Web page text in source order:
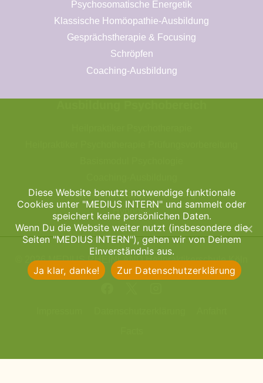
Psychosomatische Energetik
Klassische Homöopathie-Ausbildung
Gesprächstherapie & Focusing
Schröpfen
Coaching-Ausbildung
Gesprächstherapie & Focusing
Hypnose
© 2026 MEDIUS RHEINLAND Heilpraktikerschule Köln
Diese Website benutzt notwendige funktionale
Cookies unter "MEDIUS INTERN" und sammelt oder
speichert keine persönlichen Daten.
Wenn Du die Website weiter nutzt (insbesondere die
Seiten "MEDIUS INTERN"), gehen wir von Deinem
Einverständnis aus.
Ja klar, danke!
Zur Datenschutzerklärung